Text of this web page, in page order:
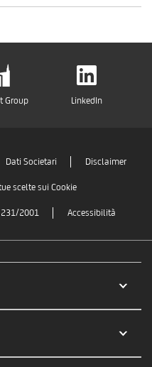
Group LinkedIn
Dati Societari Disclaimer
scelte sui Cookie
231/2001 Accessibilità